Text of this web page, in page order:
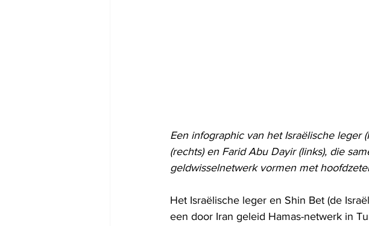
Een infographic van het Israëlische leger
(rechts) en Farid Abu Dayir (links), die
geldwisselnetwerk vormen met
Het Israëlische leger en Shin Bet (de
een door Iran geleid Hamas-netwerk in